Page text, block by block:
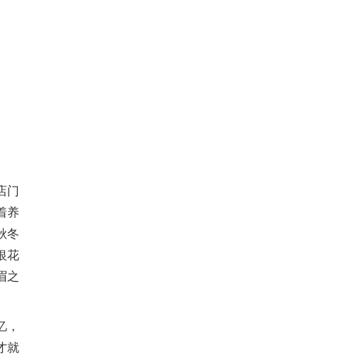
门
养
冬
花
之
就